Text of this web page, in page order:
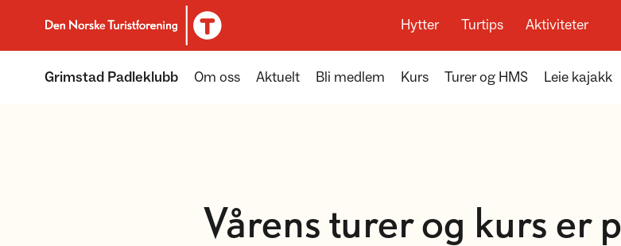
Til DNT.no forside
Hytter Turtips Aktiviteter
Grimstad Padleklubb Om oss Aktuelt Bli medlem Kurs Turer og HMS Leie kajakk
Vårens turer og kurs er